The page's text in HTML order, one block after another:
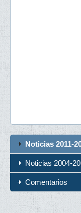
Noticias 2011-
Noticias 2004-
Comentarios